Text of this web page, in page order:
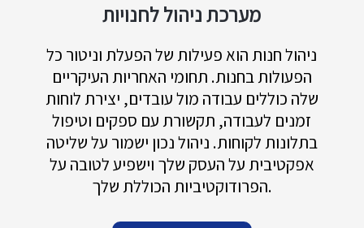
מערכת ניהול לחנויות
ניהול חנות הוא פעילות של הפעלת וניטור כל
הפעולות בחנות. תחומי האחריות העיקריים
שלה כוללים עבודה מול עובדים, יצירת לוחות
זמנים לעבודה, תקשורת עם ספקים וטיפול
בתלונות לקוחות. ניהול נכון ישמור על שליטה
אפקטיבית על העסק שלך וישפיע לטובה על
הפרודוקטיביות הכוללת שלך.